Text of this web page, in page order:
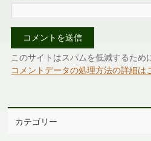
このサイトはスパムを低減するため
コメントデータの処理方法の詳細は
カテゴリー